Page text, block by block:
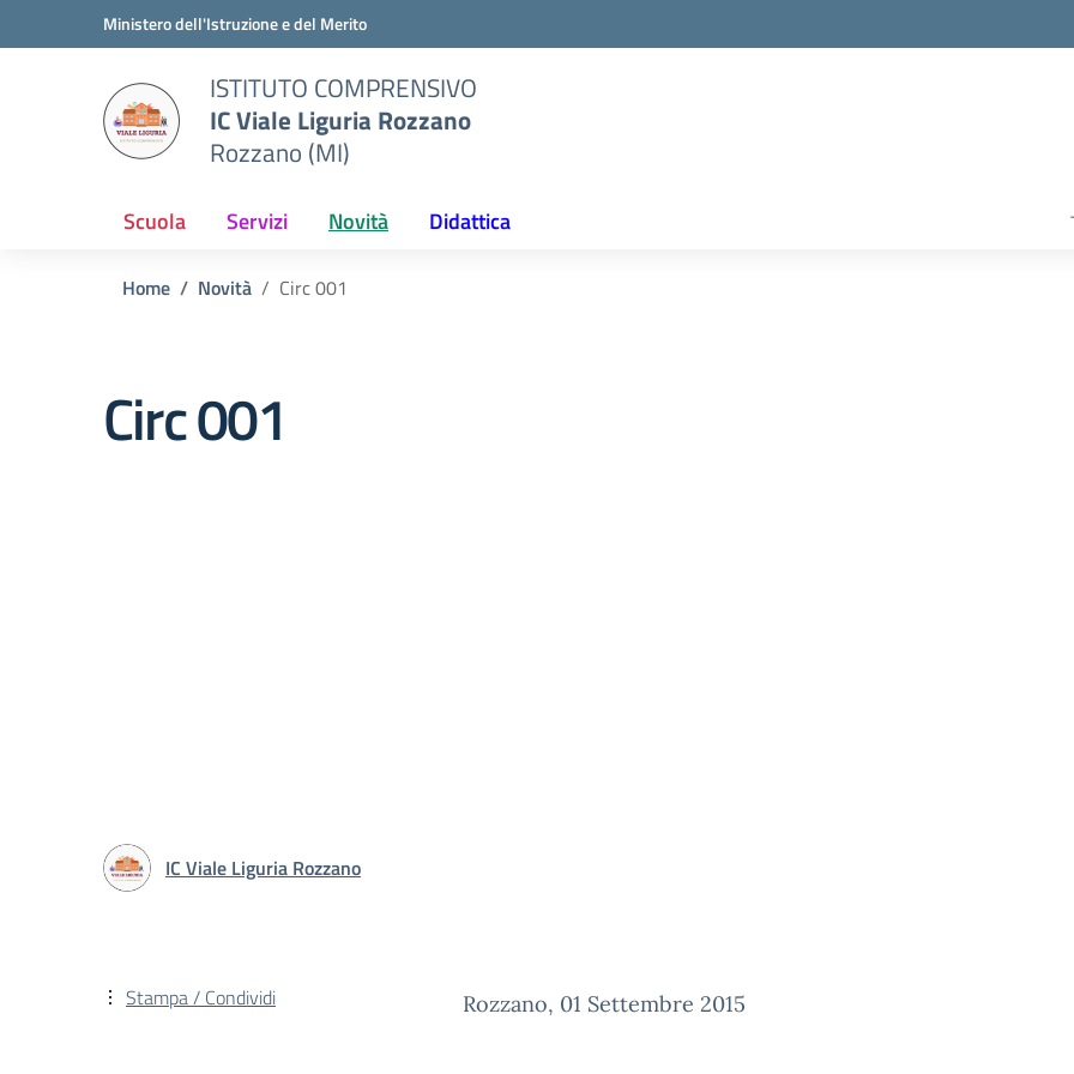
Vai ai contenuti
Vai al menu di navigazioneMinistero dell'Istruzione e del Merito
ISTITUTO COMPRENSIVO
IC Viale Liguria Rozzano
Rozzano (MI)
Scuola Servizi Novità Didattica
Home Novità Circ 001
Circ 001
IC Viale Liguria Rozzano
Rozzano, 01 Settembre 2015
Stampa / Condividi